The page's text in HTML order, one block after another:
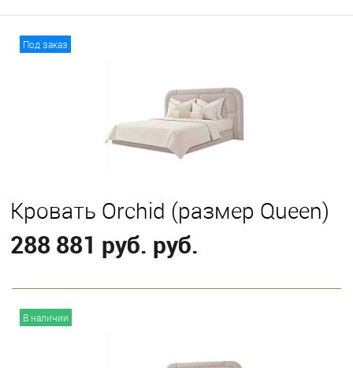
Под заказ
Кровать Orchid (размер Queen)
288 881 руб. руб.
В наличии